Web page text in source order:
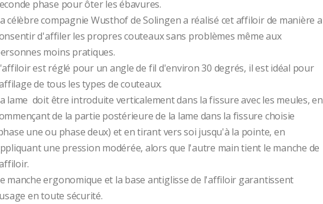
phase pour ôter les ébavures.
célèbre compagnie Wusthof de Solingen a réalisé cet affiloir de manière a
d'affiler les propres couteaux sans problèmes même aux
moins pratiques.
est réglé pour un angle de fil d'environ 30 degrés, il est idéal pour
de tous les types de couteaux.
lame  doit être introduite verticalement dans la fissure avec les meules, en
de la partie postérieure de la lame dans la fissure choisie
une ou phase deux) et en tirant vers soi jusqu'à la pointe, en
une pression modérée, alors que l'autre main tient le manche de
manche ergonomique et la base antiglisse de l'affiloir garantissent
en toute sécurité.